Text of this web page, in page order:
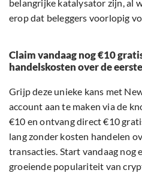
belangrijke katalysator zijn, al
erop dat beleggers voorlopig
Claim vandaag nog €10
handelskosten over de
Grijp deze unieke kans met
account aan te maken via de
€10 en ontvang direct €10
lang zonder kosten handelen
transacties. Start vandaag nog
groeiende populariteit van